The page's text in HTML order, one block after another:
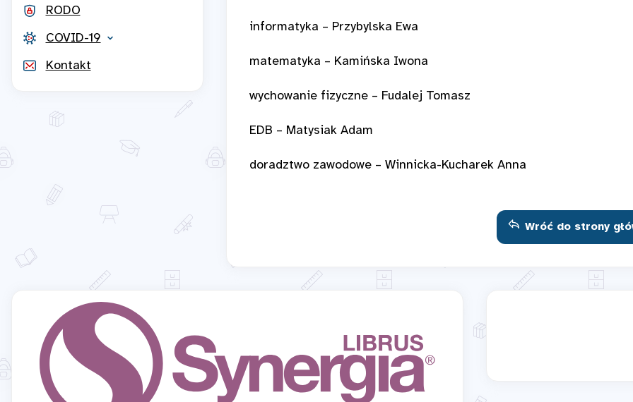
RODO
COVID-19
Kontakt
informatyka – Przybylska Ewa
matematyka – Kamińska Iwona
wychowanie fizyczne – Fudalej Tomasz
EDB – Matysiak Adam
doradztwo zawodowe – Winnicka-Kucharek Anna
Wróć do strony